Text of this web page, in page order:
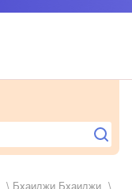
Бхаиджи Бхаиджи